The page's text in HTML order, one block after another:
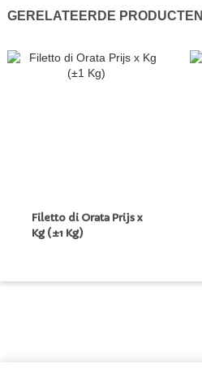
GERELATEERDE PRODUCTEN
Filetto di Orata Prijs x
Kg (±1 Kg)